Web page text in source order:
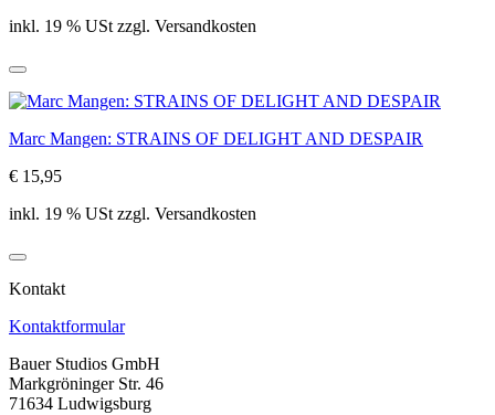
inkl. 19 % USt zzgl. Versandkosten
Marc Mangen: STRAINS OF DELIGHT AND DESPAIR
€ 15,95
inkl. 19 % USt zzgl. Versandkosten
Kontakt
Kontaktformular
Bauer Studios GmbH
Markgröninger Str. 46
71634 Ludwigsburg